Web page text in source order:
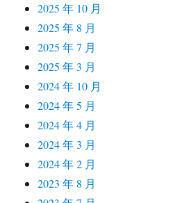
2025 年 10 月
2025 年 8 月
2025 年 7 月
2025 年 3 月
2024 年 10 月
2024 年 5 月
2024 年 4 月
2024 年 3 月
2024 年 2 月
2023 年 8 月